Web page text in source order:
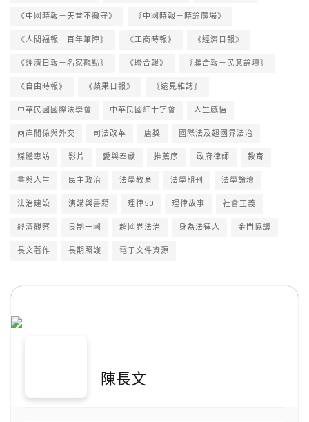
《中國時報－天堂不撤守》 《中國時報－時論廣場》
《人間福報－百年筆陣》 《工商時報》 《經濟日報》
《經濟日報－名家觀點》 《聯合報》 《聯合報－民意論壇》
《自由時報》 《蘋果日報》 《遠見雜誌》
中華民國國際法學會 中華民國紅十字會 人生感悟
兩岸關係與外交 司法改革 唐獎 國際法及超國界法治
媒體專訪 影片 愛與奉獻 推薦序 政府律師 教育
書與人生 民主政治 法學教育 法學期刊 法學論壇
法治建設 演講與書籍 理律50 理律故事 社會正義
經濟觀察 良制一國 超國界法治 身為法律人 金門協議
長文著作 長期照護 電子文件資源
陳長文